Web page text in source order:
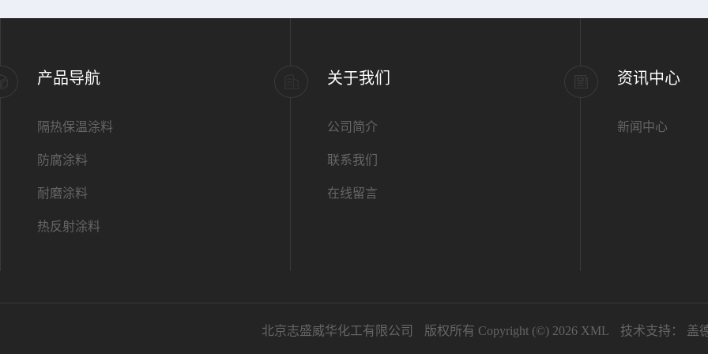
产品导航
隔热保温涂料
防腐涂料
耐磨涂料
热反射涂料
关于我们
公司简介
联系我们
在线留言
资讯中心
新闻中心
北京志盛威华化工有限公司 版权所有 Copyright (©) 2026 XML 技术支持： 盖